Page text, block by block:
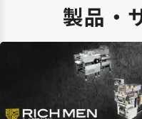
製品・